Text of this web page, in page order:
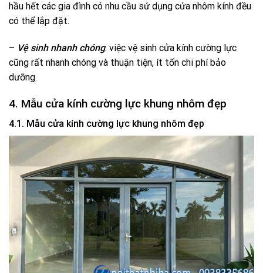
hầu hết các gia đình có nhu cầu sử dụng cửa nhôm kính đều
có thể lắp đặt.
– Vệ sinh nhanh chóng: việc vệ sinh cửa kính cường lực
cũng rất nhanh chóng và thuận tiện, ít tốn chi phí bảo
dưỡng.
4. Mẫu cửa kính cường lực khung nhôm đẹp
4.1. Mẫu cửa kính cường lực khung nhôm đẹp